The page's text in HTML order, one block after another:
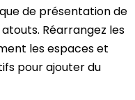
de présentation de
Réarrangez les
les espaces et
pour ajouter du